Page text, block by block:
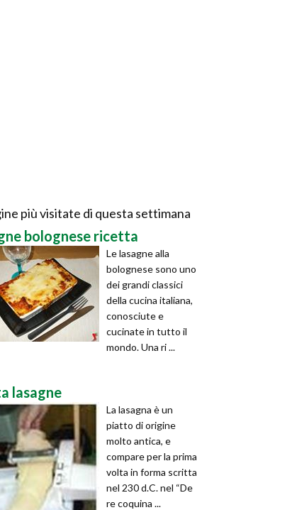
più visitate di questa settimana
bolognese ricetta
Le lasagne alla
bolognese sono uno
dei grandi classici
della cucina italiana,
conosciute e
cucinate in tutto il
mondo. Una ri ...
lasagne
La lasagna è un
piatto di origine
molto antica, e
compare per la prima
volta in forma scritta
nel 230 d.C. nel “De
re coquina ...